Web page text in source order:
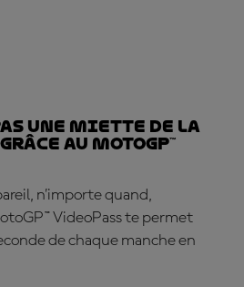
une miette de la
au MotoGP™
n’importe quand,
VideoPass te permet
de chaque manche en